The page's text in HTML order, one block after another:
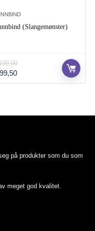
(Slangemønster)
99,50Nåværende
pris
på produkter som du som
meget god kvalitet.